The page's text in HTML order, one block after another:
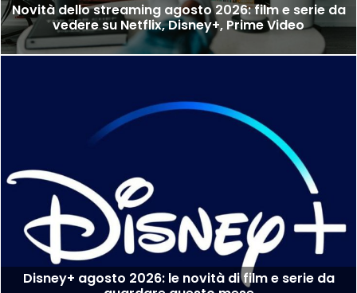
Novità dello streaming agosto 2026: film e serie da
vedere su Netflix, Disney+, Prime Video
Disney+ agosto 2026: le novità di film e serie da